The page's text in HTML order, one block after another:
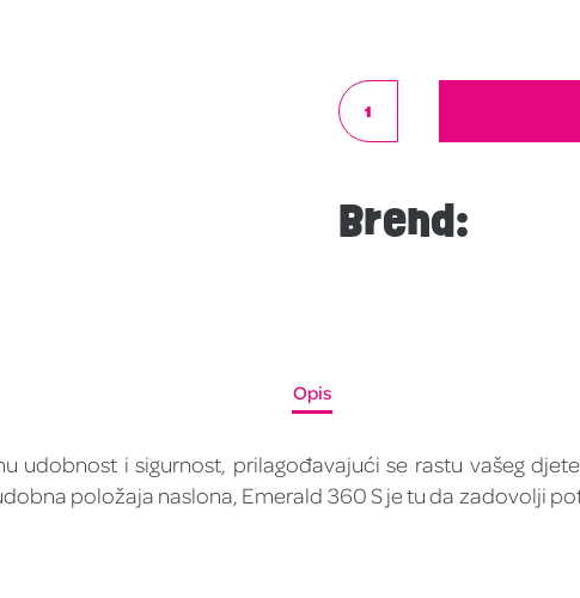
Brend:
Opis
udobnost i sigurnost, prilagođavajući se rastu vašeg
položaja naslona, ​​Emerald 360 S je tu da zadovolji